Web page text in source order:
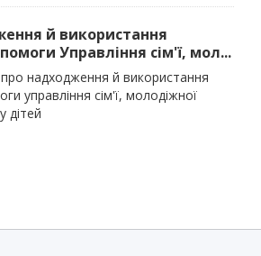
й використання
Управління сім'ї, мол...
про надходження й використання
управління сім'ї, молодіжної
дітей